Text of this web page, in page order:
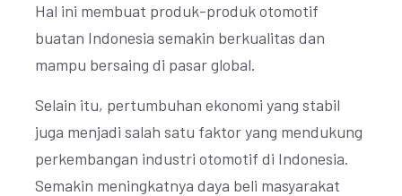
Hal ini membuat produk-produk otomotif
buatan Indonesia semakin berkualitas dan
mampu bersaing di pasar global.
Selain itu, pertumbuhan ekonomi yang stabil
juga menjadi salah satu faktor yang mendukung
perkembangan industri otomotif di Indonesia.
Semakin meningkatnya daya beli masyarakat